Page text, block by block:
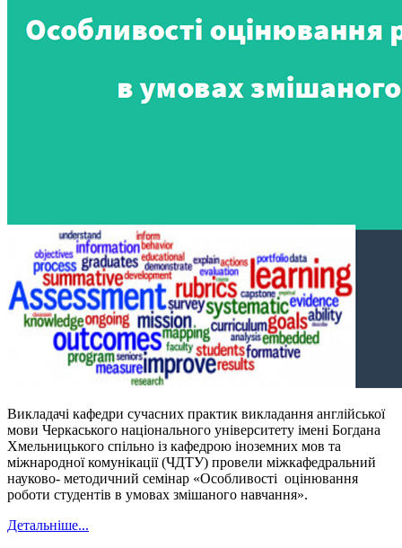
Викладачі кафедри сучасних практик викладання англійської
мови Черкаського національного університету імені Богдана
Хмельницького спільно із кафедрою іноземних мов та
міжнародної комунікації (ЧДТУ) провели міжкафедральний
науково- методичний семінар «Особливості оцінювання
роботи студентів в умовах змішаного навчання».
Детальніше...